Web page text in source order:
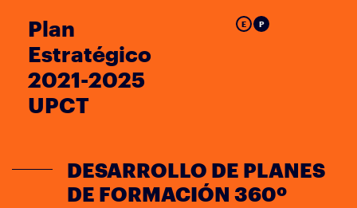
Plan
Estratégico
2021-2025
UPCT
E P
DESARROLLO DE PLANES
DE FORMACIÓN 360º